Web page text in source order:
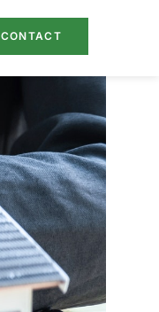
CONTACT